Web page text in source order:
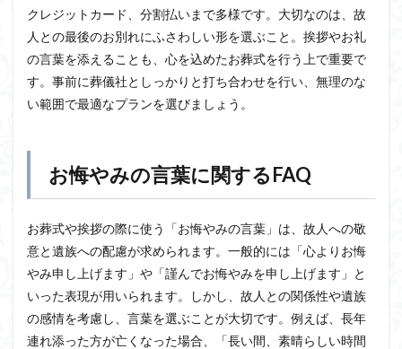
クレジットカード、分割払いまで多様です。大切なのは、故
人との最後のお別れにふさわしい形を選ぶこと。挨拶やお礼
の言葉を添えることも、心を込めたお葬式を行う上で重要で
す。事前に葬儀社としっかりと打ち合わせを行い、無理のな
い範囲で最適なプランを選びましょう。
お悔やみの言葉に関するFAQ
お葬式や挨拶の際に使う「お悔やみの言葉」は、故人への敬
意と遺族への配慮が求められます。一般的には「心よりお悔
やみ申し上げます」や「謹んでお悔やみを申し上げます」と
いった表現が用いられます。しかし、故人との関係性や遺族
の感情を考慮し、言葉を選ぶことが大切です。例えば、長年
連れ添った方が亡くなった場合、「長い間、素晴らしい時間